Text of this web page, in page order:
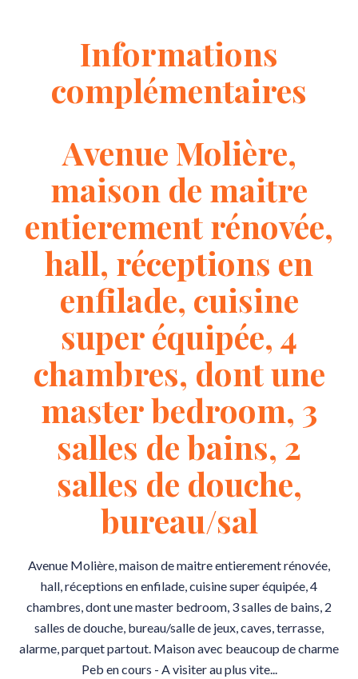
Informations
complémentaires
Avenue Molière,
maison de maitre
entierement rénovée,
hall, réceptions en
enfilade, cuisine
super équipée, 4
chambres, dont une
master bedroom, 3
salles de bains, 2
salles de douche,
bureau/sal
Avenue Molière, maison de maitre entierement rénovée,
hall, réceptions en enfilade, cuisine super équipée, 4
chambres, dont une master bedroom, 3 salles de bains, 2
salles de douche, bureau/salle de jeux, caves, terrasse,
alarme, parquet partout. Maison avec beaucoup de charme
Peb en cours - A visiter au plus vite...